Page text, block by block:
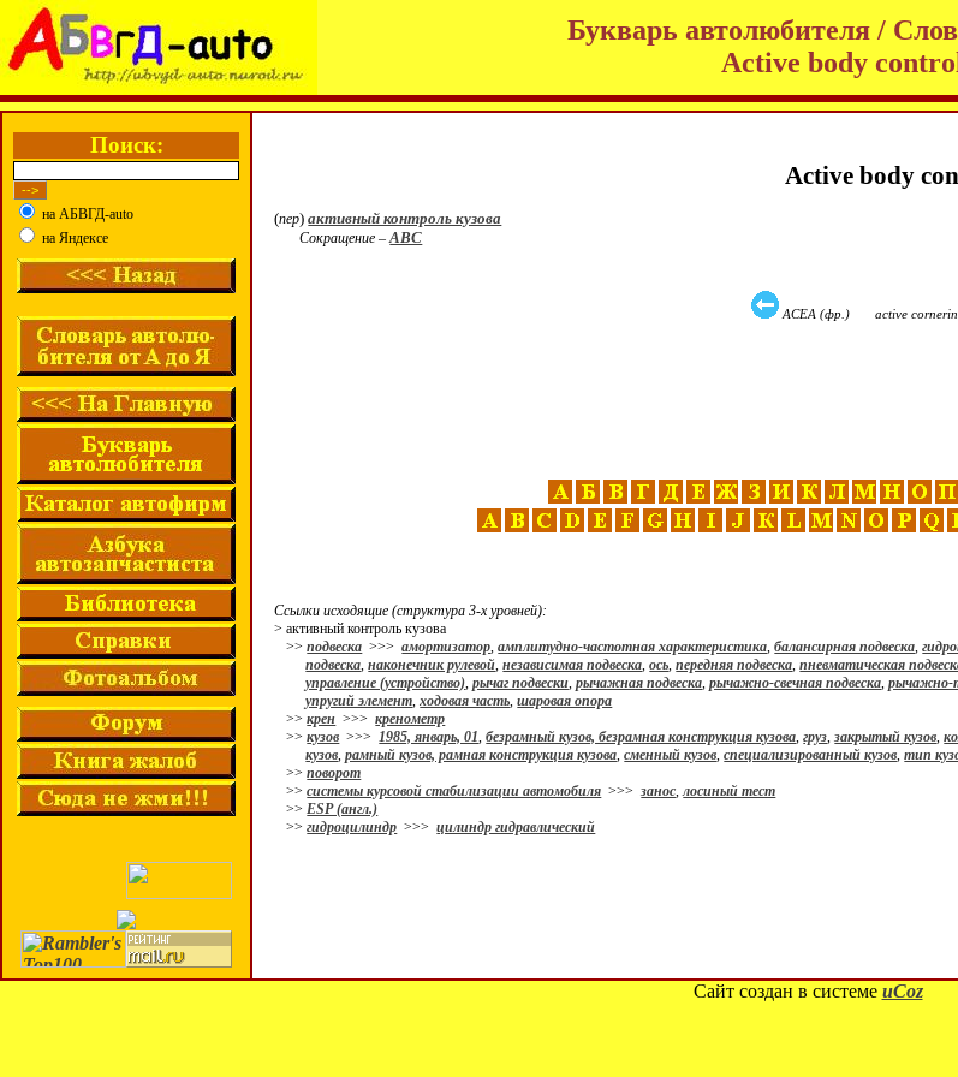
Букварь автолюбителя /
Active body
Поиск:
на АБВГД-auto
на Яндексе
Active body
(пер)активный контроль кузова
Сокращение – ABC
ACEA (фр.) active cornering
Ссылки исходящие (структура 3-х уровней):
> активный контроль кузова
>>подвеска >>>амортизатор,амплитудно-частотная характеристика,балансирная подвеска,
подвеска,наконечник рулевой,независимая подвеска,ось,передняя подвеска,пневматическая
управление (устройство),рычаг подвески,рычажная подвеска,рычажно-свечная подвеска,рычажно-
упругий элемент,ходовая часть,шаровая опора
>>крен >>>кренометр
>>кузов >>>1985, январь, 01,безрамный кузов, безрамная конструкция кузова,груз,закрытый кузов,
кузов,рамный кузов, рамная конструкция кузова,сменный кузов,специализированный кузов,тип
>>поворот
>>системы курсовой стабилизации автомобиля >>>занос,лосиный тест
>>ESP (англ.)
>>гидроцилиндр >>>цилиндр гидравлический
Сайт создан в системе uCoz